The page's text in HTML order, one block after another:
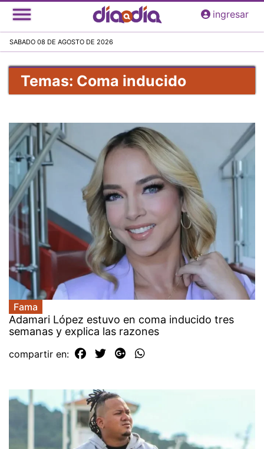
Pasar
al
principal
ingresar
SABADO 08 DE AGOSTO DE 2026
Temas: Coma inducido
Fama
Adamari López estuvo en coma inducido tres
semanas y explica las razones
compartir en: